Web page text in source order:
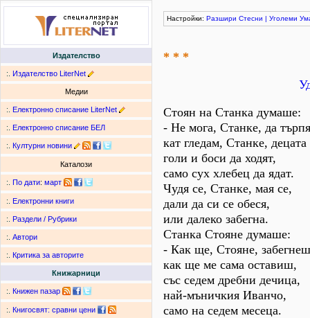
Издателство
:. Издателство LiterNet
Медии
:. Електронно списание LiterNet
:. Електронно списание БЕЛ
:. Културни новини
Каталози
:. По дати: март
:. Електронни книги
:. Раздели / Рубрики
:. Автори
:. Критика за авторите
Книжарници
:. Книжен пазар
:. Книгосвят: сравни цени
Настройки: Разшири Стесни | Уголеми
* * *
Стоян на Станка думаше:
- Не мога, Станке, да търпя
кат гледам, Станке, децата
голи и боси да ходят,
само сух хлебец да ядат.
Чудя се, Станке, мая се,
дали да си се обеся,
или далеко забегна.
Станка Стояне думаше:
- Как ще, Стояне,
как ще ме сама оставиш,
със седем дребни дечица,
най-мъничкия Иванчо,
само на седем месеца.